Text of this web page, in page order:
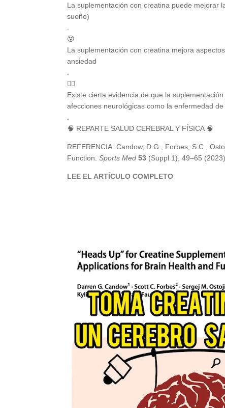
La suplementación con creatina puede mejorar
sueño)
😵
La suplementación con creatina mejora
ansiedad
👌🏻
Existe cierta evidencia de que la
afecciones neurológicas como la enfermedad
🧠 REPARTE SALUD CEREBRAL Y FÍSICA 🧠
REFERENCIA: Candow, D.G., Forbes, S.C.,
Function. Sports Med 53 (Suppl 1), 49–65 (2023).
LEE EL ARTÍCULO COMPLETO